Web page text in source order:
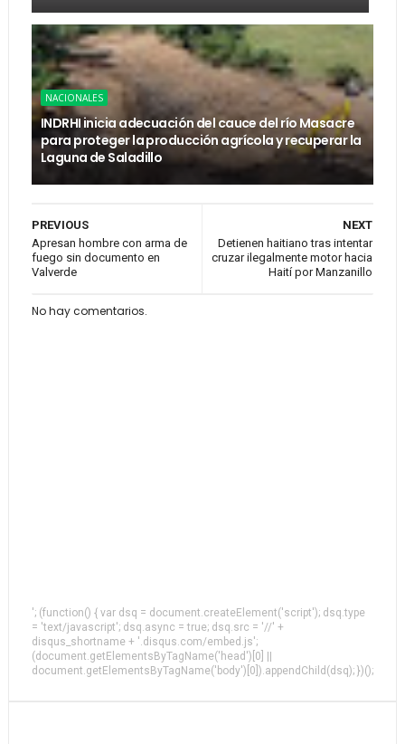
NACIONALES
INDRHI inicia adecuación del cauce del río Masacre
para proteger la producción agrícola y recuperar la
Laguna de Saladillo
NEXT
Detienen haitiano tras intentar
cruzar ilegalmente motor hacia
Haití por Manzanillo
PREVIOUS
Apresan hombre con arma de
fuego sin documento en
Valverde
No hay comentarios.
'; (function() { var dsq = document.createElement('script'); dsq.type
= 'text/javascript'; dsq.async = true; dsq.src = '//' +
disqus_shortname + '.disqus.com/embed.js';
(document.getElementsByTagName('head')[0] ||
document.getElementsByTagName('body')[0]).appendChild(dsq); })();